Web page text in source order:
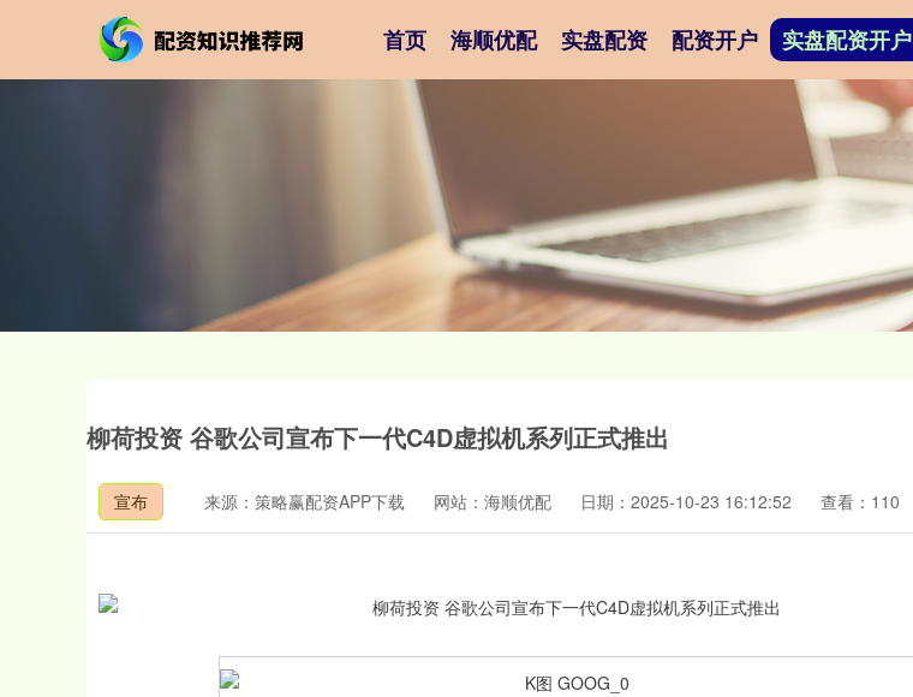
首页 海顺优配 实盘配资 配资开户 实盘配资开户
柳荷投资 谷歌公司宣布下一代C4D虚拟机系列正式推出
宣布 来源：策略赢配资APP下载 网站：海顺优配 日期：2025-10-23 16:12:52 查看：110